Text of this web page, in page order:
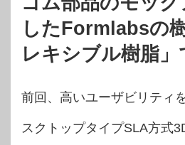
したFormlabsの
レキシブル樹脂」
前回、高いユーザビリティ
スクトップタイプSLA方式